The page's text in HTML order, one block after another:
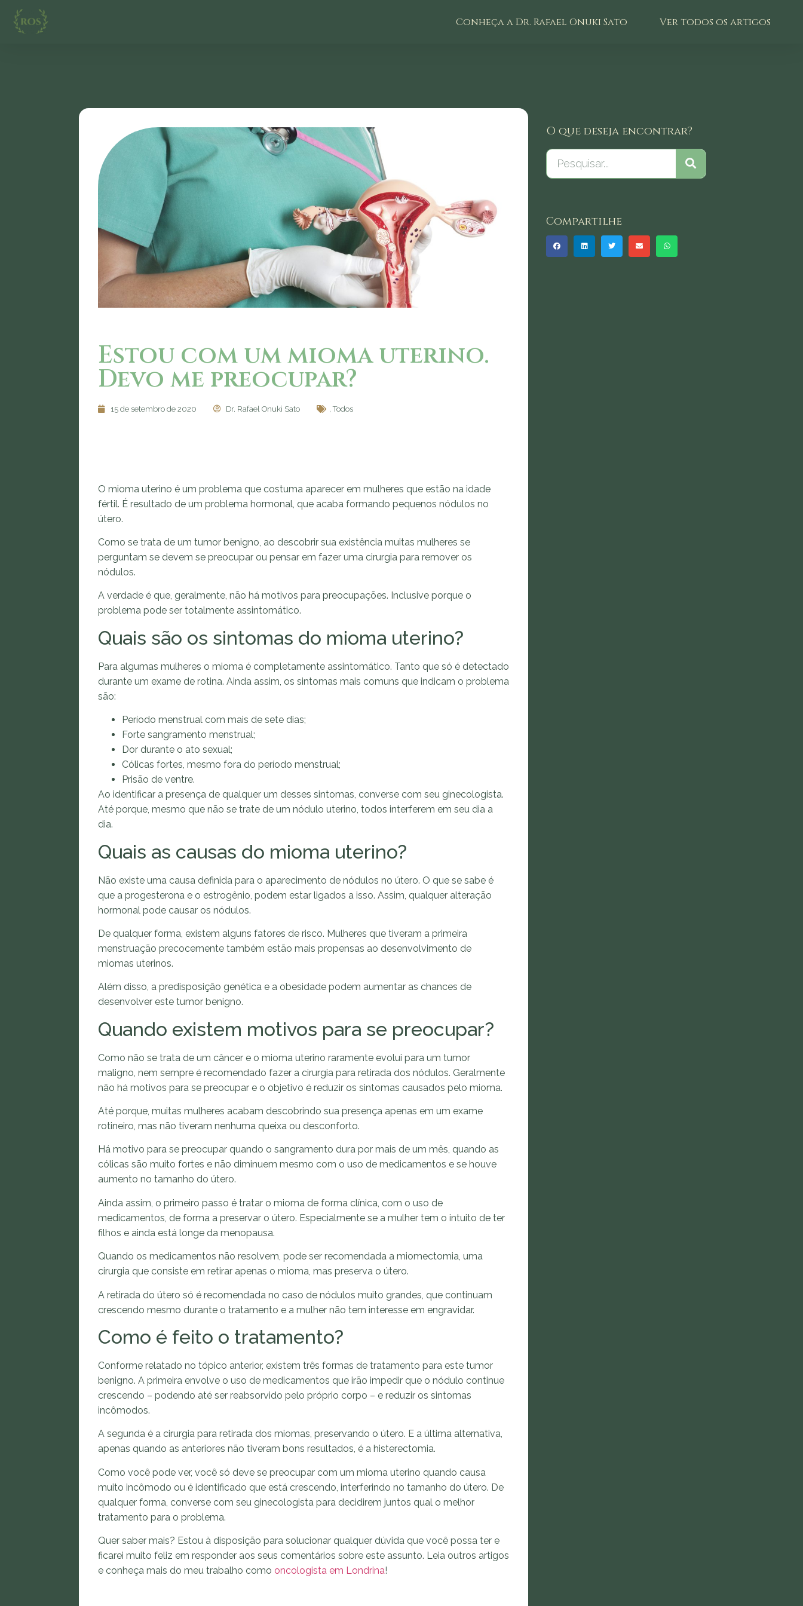
Conheça a Dr. Rafael Onuki Sato Ver todos os artigos
Estou com um mioma uterino.
Devo me preocupar?
15 de setembro de 2020 Dr. Rafael Onuki Sato , Todos
O mioma uterino é um problema que costuma aparecer em mulheres que estão na idade
fértil. É resultado de um problema hormonal, que acaba formando pequenos nódulos no
útero.
Como se trata de um tumor benigno, ao descobrir sua existência muitas mulheres se
perguntam se devem se preocupar ou pensar em fazer uma cirurgia para remover os
nódulos.
A verdade é que, geralmente, não há motivos para preocupações. Inclusive porque o
problema pode ser totalmente assintomático.
Quais são os sintomas do mioma uterino?
Para algumas mulheres o mioma é completamente assintomático. Tanto que só é detectado
durante um exame de rotina. Ainda assim, os sintomas mais comuns que indicam o problema
são:
Período menstrual com mais de sete dias;
Forte sangramento menstrual;
Dor durante o ato sexual;
Cólicas fortes, mesmo fora do período menstrual;
Prisão de ventre.
Ao identificar a presença de qualquer um desses sintomas, converse com seu ginecologista.
Até porque, mesmo que não se trate de um nódulo uterino, todos interferem em seu dia a
dia.
Quais as causas do mioma uterino?
Não existe uma causa definida para o aparecimento de nódulos no útero. O que se sabe é
que a progesterona e o estrogênio, podem estar ligados a isso. Assim, qualquer alteração
hormonal pode causar os nódulos.
De qualquer forma, existem alguns fatores de risco. Mulheres que tiveram a primeira
menstruação precocemente também estão mais propensas ao desenvolvimento de
miomas uterinos.
Além disso, a predisposição genética e a obesidade podem aumentar as chances de
desenvolver este tumor benigno.
Quando existem motivos para se preocupar?
Como não se trata de um câncer e o mioma uterino raramente evolui para um tumor
maligno, nem sempre é recomendado fazer a cirurgia para retirada dos nódulos. Geralmente
não há motivos para se preocupar e o objetivo é reduzir os sintomas causados pelo mioma.
Até porque, muitas mulheres acabam descobrindo sua presença apenas em um exame
rotineiro, mas não tiveram nenhuma queixa ou desconforto.
Há motivo para se preocupar quando o sangramento dura por mais de um mês, quando as
cólicas são muito fortes e não diminuem mesmo com o uso de medicamentos e se houve
aumento no tamanho do útero.
Ainda assim, o primeiro passo é tratar o mioma de forma clínica, com o uso de
medicamentos, de forma a preservar o útero. Especialmente se a mulher tem o intuito de ter
filhos e ainda está longe da menopausa.
Quando os medicamentos não resolvem, pode ser recomendada a miomectomia, uma
cirurgia que consiste em retirar apenas o mioma, mas preserva o útero.
A retirada do útero só é recomendada no caso de nódulos muito grandes, que continuam
crescendo mesmo durante o tratamento e a mulher não tem interesse em engravidar.
Como é feito o tratamento?
Conforme relatado no tópico anterior, existem três formas de tratamento para este tumor
benigno. A primeira envolve o uso de medicamentos que irão impedir que o nódulo continue
crescendo – podendo até ser reabsorvido pelo próprio corpo – e reduzir os sintomas
incômodos.
A segunda é a cirurgia para retirada dos miomas, preservando o útero. E a última alternativa,
apenas quando as anteriores não tiveram bons resultados, é a histerectomia.
Como você pode ver, você só deve se preocupar com um mioma uterino quando causa
muito incômodo ou é identificado que está crescendo, interferindo no tamanho do útero. De
qualquer forma, converse com seu ginecologista para decidirem juntos qual o melhor
tratamento para o problema.
Quer saber mais? Estou à disposição para solucionar qualquer dúvida que você possa ter e
ficarei muito feliz em responder aos seus comentários sobre este assunto. Leia outros artigos
e conheça mais do meu trabalho como oncologista em Londrina!
O que deseja encontrar?
Compartilhe